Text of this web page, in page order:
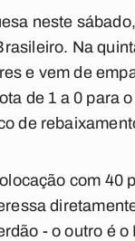
neste
Na
e vem de
de 1 a 0 para
de
com
- o outro é